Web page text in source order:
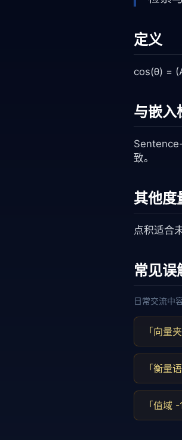
定义
cos(θ) =
与嵌入
致。
其他度
点积适合
常见误
日常交流中
「向量
「衡量
「值域 -